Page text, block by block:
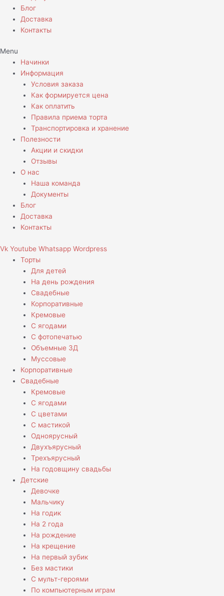
Блог
Доставка
Контакты
Menu
Начинки
Информация
Условия заказа
Как формируется цена
Как оплатить
Правила приема торта
Транспортировка и хранение
Полезности
Акции и скидки
Отзывы
О нас
Наша команда
Документы
Блог
Доставка
Контакты
Vk Youtube Whatsapp Wordpress
Торты
Для детей
На день рождения
Свадебные
Корпоративные
Кремовые
С ягодами
С фотопечатью
Объемные 3Д
Муссовые
Корпоративные
Свадебные
Кремовые
С ягодами
С цветами
С мастикой
Одноярусный
Двухъярусный
Трехъярусный
На годовщину свадьбы
Детские
Девочке
Мальчику
На годик
На 2 года
На рождение
На крещение
На первый зубик
Без мастики
С мульт-героями
По компьютерным играм